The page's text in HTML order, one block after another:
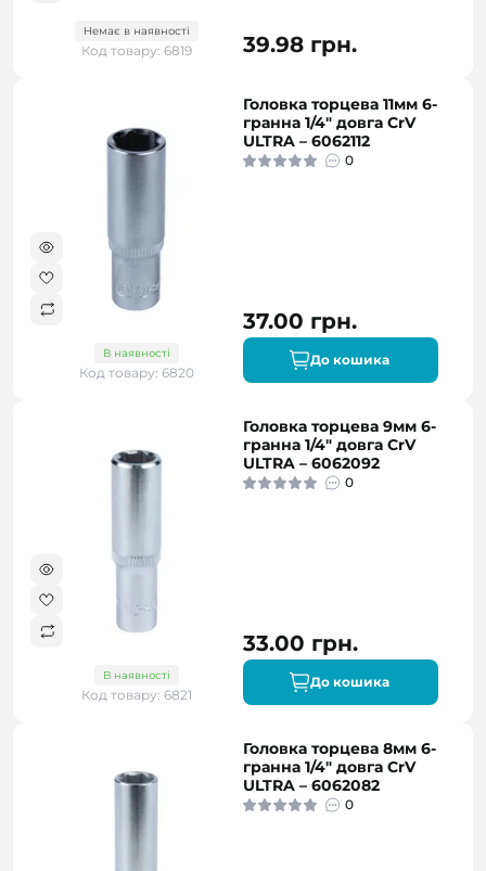
Немає в наявності
Код товару: 6819 39.98 грн.
В наявності
Код товару: 6820
Головка торцева 11мм 6-
гранна 1/4" довга CrV
ULTRA – 6062112
0
37.00 грн.
До кошика
В наявності
Код товару: 6821
Головка торцева 9мм 6-
гранна 1/4" довга CrV
ULTRA – 6062092
0
33.00 грн.
До кошика
Головка торцева 8мм 6-
гранна 1/4" довга CrV
ULTRA – 6062082
0